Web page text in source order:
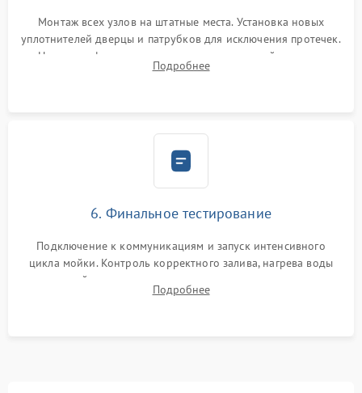
Монтаж всех узлов на штатные места. Установка новых
уплотнителей дверцы и патрубков для исключения протечек.
Надежная фиксация хомутов гидравлической системы,
сборка корпуса и установка датчика поплавка.
Подробнее
6. Финальное тестирование
Подключение к коммуникациям и запуск интенсивного
цикла мойки. Контроль корректного залива, нагрева воды
до нужной температуры, отсутствия посторонних шумов,
штатного слива и абсолютной сухости в поддоне.
Подробнее